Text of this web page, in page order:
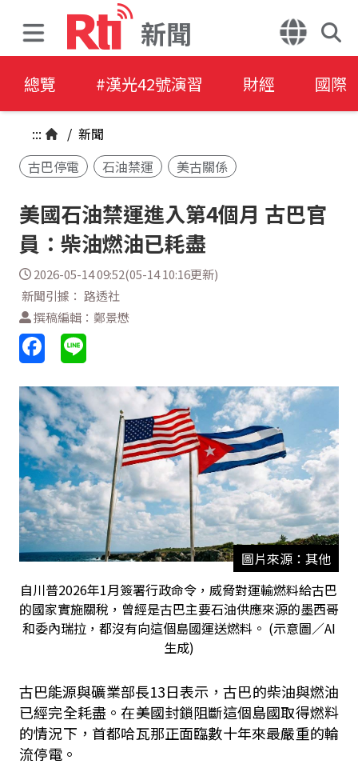
新聞
總覽 #漢光42號演習 財經 國際
::: / 新聞
古巴停電
石油禁運 美古關係
美國石油禁運進入第4個月 古巴官
員：柴油燃油已耗盡
2026-05-14 09:52(05-14 10:16更新)
新聞引據： 路透社
撰稿編輯：鄭景懋
圖片來源：其他
自川普2026年1月簽署行政命令，威脅對運輸燃料給古巴
的國家實施關稅，曾經是古巴主要石油供應來源的墨西哥
和委內瑞拉，都沒有向這個島國運送燃料。 (示意圖／AI
生成)
古巴能源與礦業部長13日表示，古巴的柴油與燃油
已經完全耗盡。在美國封鎖阻斷這個島國取得燃料
的情況下，首都哈瓦那正面臨數十年來最嚴重的輪
流停電。